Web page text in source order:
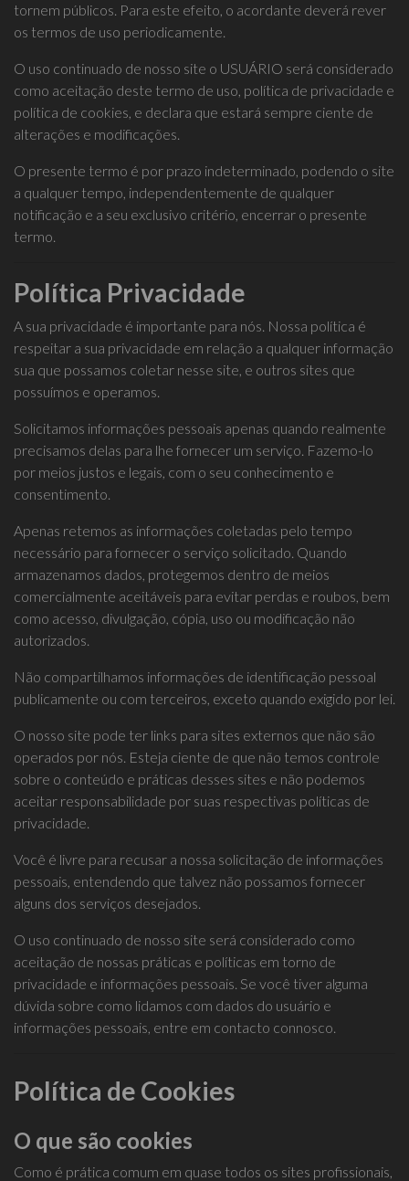
tornem públicos. Para este efeito, o acordante deverá rever
os termos de uso periodicamente.
O uso continuado de nosso site o USUÁRIO será considerado
como aceitação deste termo de uso, política de privacidade e
política de cookies, e declara que estará sempre ciente de
alterações e modificações.
O presente termo é por prazo indeterminado, podendo o site
a qualquer tempo, independentemente de qualquer
notificação e a seu exclusivo critério, encerrar o presente
termo.
Política Privacidade
A sua privacidade é importante para nós. Nossa política é
respeitar a sua privacidade em relação a qualquer informação
sua que possamos coletar nesse site, e outros sites que
possuímos e operamos.
Solicitamos informações pessoais apenas quando realmente
precisamos delas para lhe fornecer um serviço. Fazemo-lo
por meios justos e legais, com o seu conhecimento e
consentimento.
Apenas retemos as informações coletadas pelo tempo
necessário para fornecer o serviço solicitado. Quando
armazenamos dados, protegemos dentro de meios
comercialmente aceitáveis ​​para evitar perdas e roubos, bem
como acesso, divulgação, cópia, uso ou modificação não
autorizados.
Não compartilhamos informações de identificação pessoal
publicamente ou com terceiros, exceto quando exigido por lei.
O nosso site pode ter links para sites externos que não são
operados por nós. Esteja ciente de que não temos controle
sobre o conteúdo e práticas desses sites e não podemos
aceitar responsabilidade por suas respectivas políticas de
privacidade.
Você é livre para recusar a nossa solicitação de informações
pessoais, entendendo que talvez não possamos fornecer
alguns dos serviços desejados.
O uso continuado de nosso site será considerado como
aceitação de nossas práticas e políticas em torno de
privacidade e informações pessoais. Se você tiver alguma
dúvida sobre como lidamos com dados do usuário e
informações pessoais, entre em contacto connosco.
Política de Cookies
O que são cookies
Como é prática comum em quase todos os sites profissionais,